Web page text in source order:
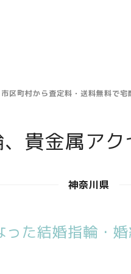
区町村から査定料・送料無料で
貴金属ア
神奈川県
た結婚指輪・